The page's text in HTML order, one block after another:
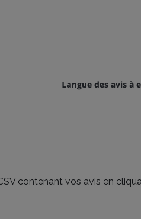
contenant vos avis en